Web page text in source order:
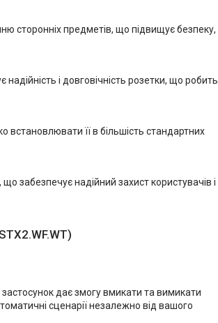
сторонніх предметів, що підвищує безпеку,
і довговічність розетки, що робить
встановлювати її в більшість стандартних
забезпечує надійний захист користувачів і
дає змогу вмикати та вимикати
сценарії незалежно від вашого